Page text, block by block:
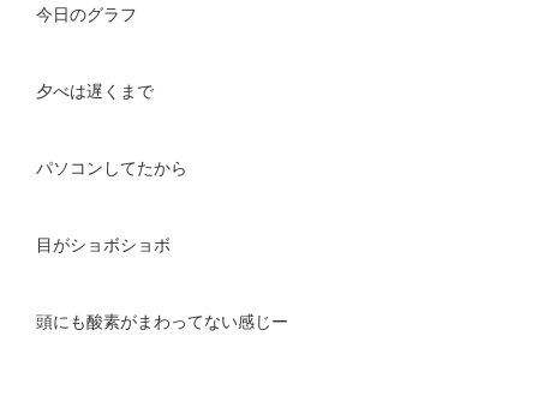
今日のグラフ
夕べは遅くまで
パソコンしてたから
目がショボショボ
頭にも酸素がまわってない感じー